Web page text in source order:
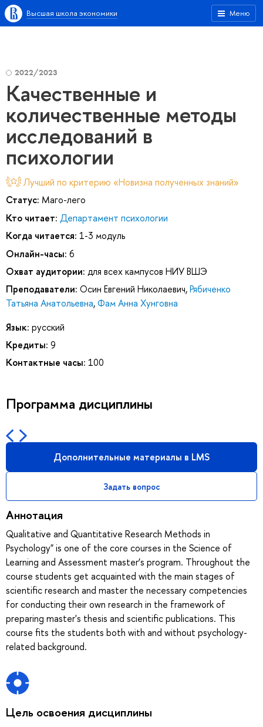
Меню
Высшая школа экономики
2022/2023
Качественные и
количественные методы
исследований в
психологии
Лучший по критерию «Новизна полученных знаний»
Статус: Маго-лего
Кто читает: Департамент психологии
Когда читается: 1-3 модуль
Онлайн-часы: 6
Охват аудитории: для всех кампусов НИУ ВШЭ
Преподаватели: Осин Евгений Николаевич,Рябиченко
Татьяна Анатольевна,Фам Анна Хунговна
Язык: русский
Кредиты: 9
Контактные часы: 100
Программа дисциплины
Дополнительные материалы в LMS
Задать вопрос
Аннотация
Qualitative and Quantitative Research Methods in
Psychology" is one of the core courses in the Science of
Learning and Assessment master’s program. Throughout the
course students get acquainted with the main stages of
scientific research and master the necessary competencies
for conducting their own research in the framework of
preparing master's thesis and scientific publications. This
course fits the students both with and without psychology-
related background.
Цель освоения дисциплины